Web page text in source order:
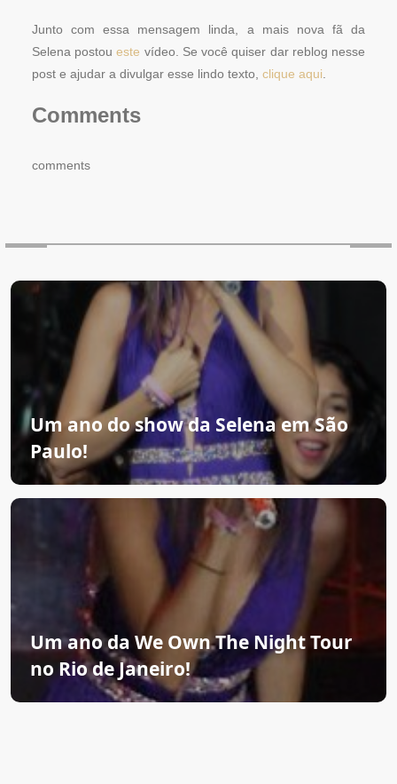
Junto com essa mensagem linda, a mais nova fã da
Selena postoueste vídeo. Se você quiser dar reblog nesse
post e ajudar a divulgar esse lindo texto, clique aqui
Comments
comments
Um ano do show da Selena em São
Paulo!
Um ano da We Own The Night Tour
no Rio de Janeiro!